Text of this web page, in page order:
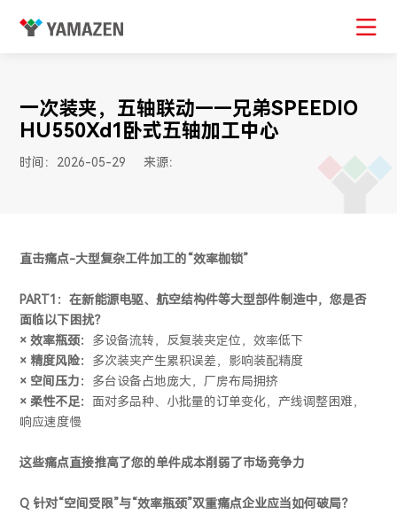
一次装夹，五轴联动——兄弟SPEEDIO
HU550Xd1卧式五轴加工中心
时间：2026-05-29 来源：
直击痛点-大型复杂工件加工的“效率枷锁”
PART1：在新能源电驱、航空结构件等大型部件制造中，您是否
面临以下困扰？
× 效率瓶颈： 多设备流转，反复装夹定位，效率低下
× 精度风险： 多次装夹产生累积误差，影响装配精度
× 空间压力： 多台设备占地庞大，厂房布局拥挤
× 柔性不足：面对多品种、小批量的订单变化，产线调整困难，
响应速度慢
这些痛点直接推高了您的单件成本削弱了市场竞争力
Q 针对“空间受限”与“效率瓶颈”双重痛点企业应当如何破局？